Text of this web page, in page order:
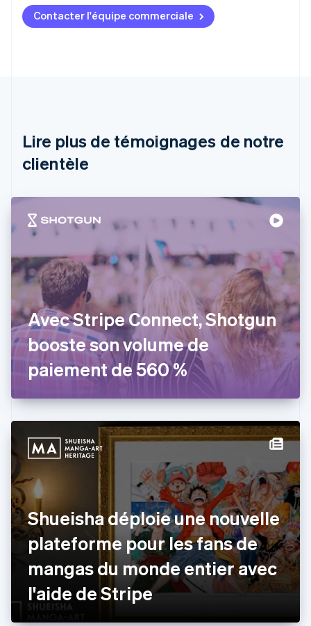
Contacter l'équipe commerciale
Lire plus de témoignages de notre
clientèle
Avec Stripe Connect, Shotgun
booste son volume de
paiement de 560 %
Shueisha déploie une nouvelle
plateforme pour les fans de
mangas du monde entier avec
l'aide de Stripe
Allemagne
Brésil
PortuguêsEnglish
Bulgarie
Chine continentale
简体中文English
English
Croatie
English Italiano
Danemark
English
Émirats arabes unis
English
Espagne
EspañolEnglish
English
États-Unis
Español简体中文
Finlande
EnglishSvenska
Français
English
Grèce
English
English
Inde
English
Irlande